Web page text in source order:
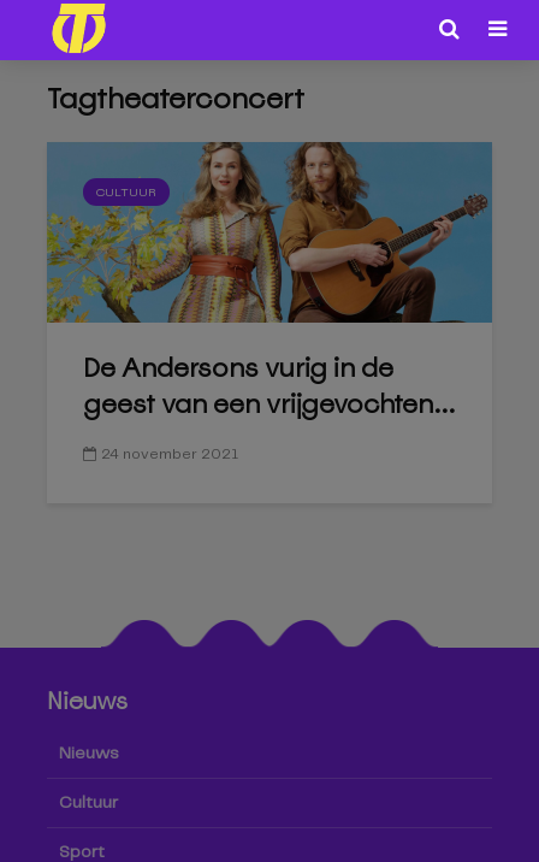
Tagtheaterconcert
CULTUUR
De Andersons vurig in de
geest van een vrijgevochten...
24 november 2021
Nieuws
Nieuws
Cultuur
Sport